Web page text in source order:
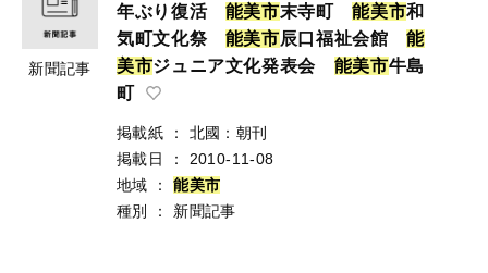
新聞記事
年ぶり復活 能美市末寺町能美市和
気町文化祭 能美市辰口福祉会館能
美市ジュニア文化発表会 能美市牛島
町
掲載紙 ：
北國：朝刊
掲載日
：
2010-11-08
地域
： 能美市
種別
： 新聞記事